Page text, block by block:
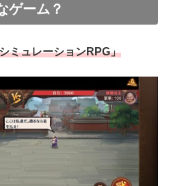
ゲーム？
ミュレーションRPG」